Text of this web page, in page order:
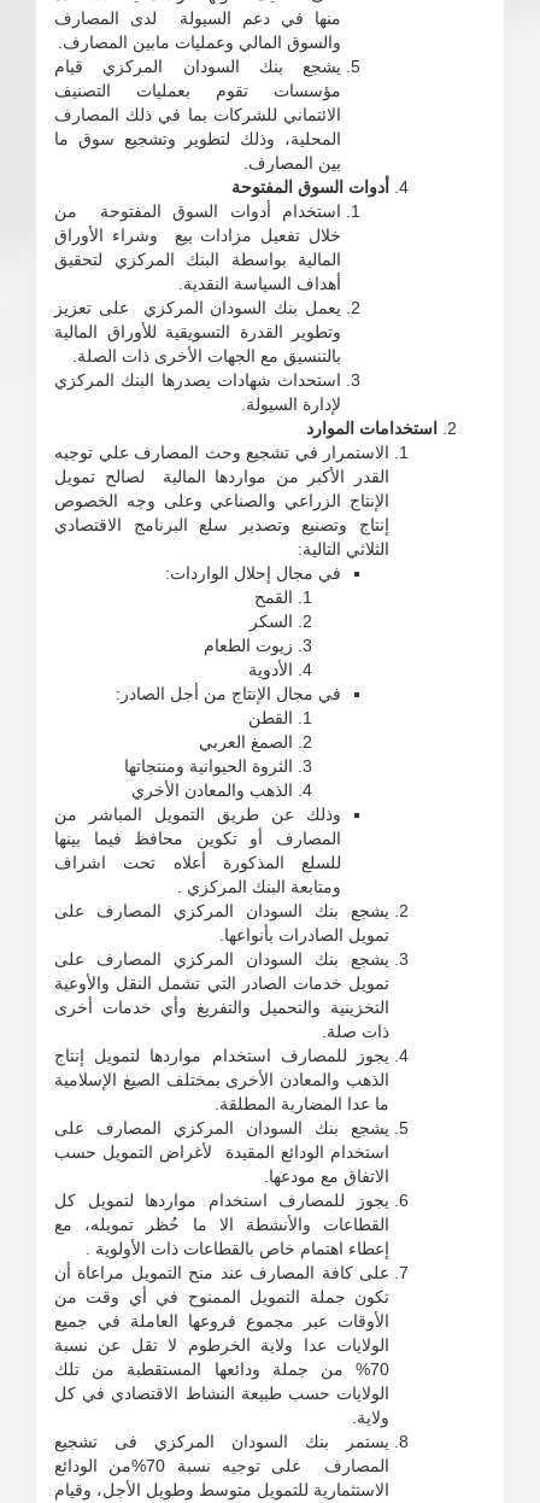
منها في دعم السيولة لدى المصارف
والسوق المالي وعمليات مابين المصارف.
يشجع بنك السودان المركزي قيام
مؤسسات تقوم بعمليات التصنيف
الائتماني للشركات بما في ذلك المصارف
المحلية، وذلك لتطوير وتشجيع سوق ما
بين المصارف.
أدوات السوق المفتوحة
استخدام أدوات السوق المفتوحة من
خلال تفعيل مزادات بيع وشراء الأوراق
المالية بواسطة البنك المركزي لتحقيق
أهداف السياسة النقدية.
يعمل بنك السودان المركزي على تعزيز
وتطوير القدرة التسويقية للأوراق المالية
بالتنسيق مع الجهات الأخرى ذات الصلة.
استحداث شهادات يصدرها البنك المركزي
لإدارة السيولة.
استخدامات الموارد
الاستمرار في تشجيع وحث المصارف علي توجيه
القدر الأكبر من مواردها المالية لصالح تمويل
الإنتاج الزراعي والصناعي وعلى وجه الخصوص
إنتاج وتصنيع وتصدير سلع البرنامج الاقتصادي
الثلاثي التالية:
في مجال إحلال الواردات:
القمح
السكر
زيوت الطعام
الأدوية
في مجال الإنتاج من أجل الصادر:
القطن
الصمغ العربي
الثروة الحيوانية ومنتجاتها
الذهب والمعادن الأخري
وذلك عن طريق التمويل المباشر من
المصارف أو تكوين محافظ فيما بينها
للسلع المذكورة أعلاه تحت اشراف
ومتابعة البنك المركزي .
يشجع بنك السودان المركزي المصارف على
تمويل الصادرات بأنواعها.
يشجع بنك السودان المركزي المصارف على
تمويل خدمات الصادر التي تشمل النقل والأوعية
التخزينية والتحميل والتفريغ وأي خدمات أخرى
ذات صلة.
يجوز للمصارف استخدام مواردها لتمويل إنتاج
الذهب والمعادن الأخرى بمختلف الصيغ الإسلامية
ما عدا المضاربة المطلقة.
يشجع بنك السودان المركزي المصارف على
استخدام الودائع المقيدة لأغراض التمويل حسب
الاتفاق مع مودعها.
يجوز للمصارف استخدام مواردها لتمويل كل
القطاعات والأنشطة الا ما حُظر تمويله، مع
إعطاء اهتمام خاص بالقطاعات ذات الأولوية .
على كافة المصارف عند منح التمويل مراعاة أن
تكون جملة التمويل الممنوح في أي وقت من
الأوقات عبر مجموع فروعها العاملة في جميع
الولايات عدا ولاية الخرطوم لا تقل عن نسبة
70% من جملة ودائعها المستقطبة من تلك
الولايات حسب طبيعة النشاط الاقتصادي في كل
ولاية.
يستمر بنك السودان المركزي فى تشجيع
المصارف على توجيه نسبة 70%من الودائع
الاستثمارية للتمويل متوسط وطويل الأجل، وقيام